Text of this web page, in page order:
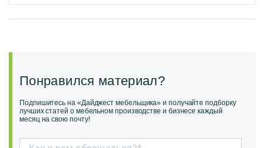
Понравился материал?
Подпишитесь на «Дайджест мебельщика» и получайте подборку
лучших статей о мебельном производстве и бизнесе каждый
месяц на свою почту!